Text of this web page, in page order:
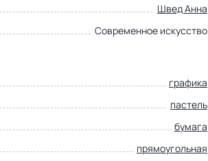
Швед Анна
Современное искусство
графика
пастель
бумага
прямоугольная